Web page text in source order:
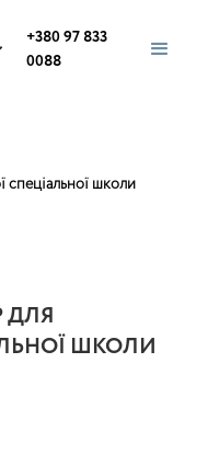
+380 97 833
0088
спеціальної школи
ДЛЯ
ШКОЛИ